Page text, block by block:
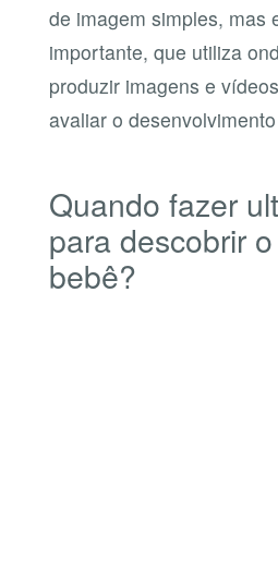
de imagem simples, mas
importante, que utiliza
produzir imagens e
avaliar o
Quando fazer
para descobrir
bebê?